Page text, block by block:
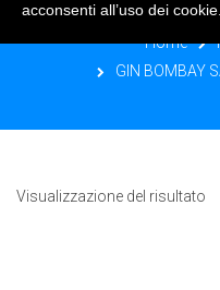
Home
GIN BOMBAY
Visualizzazione del risultato
acconsenti all’uso dei cookie.